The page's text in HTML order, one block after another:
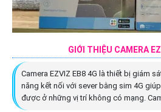
GIỚI THIỆU CAMERA
Camera EZVIZ EB8 4G là thiết bị giám
năng kết nối với sever bằng sim 4G
được ở những vị trí không có mạng.